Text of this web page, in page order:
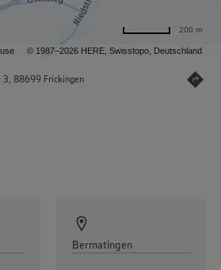
© 1987–2026 HERE, Swisstopo, Deutschland
200 m
3, 88699 Frickingen
Bermatingen